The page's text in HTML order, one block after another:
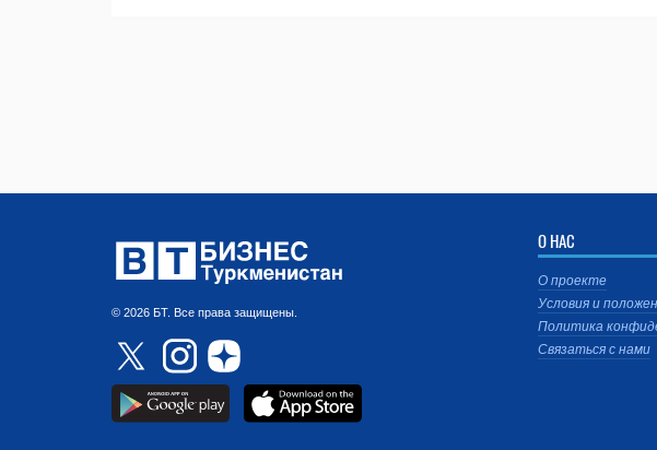
© 2026 БТ. Все права защищены.
О НАС
О проекте
Условия и
Политика
Связаться с нами